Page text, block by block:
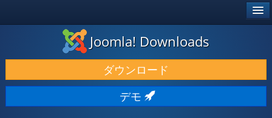
ダウンロードと機能拡張
発見と学び
コミュニティとサポート
Joomla! Downloads
ダウンロード
デモ